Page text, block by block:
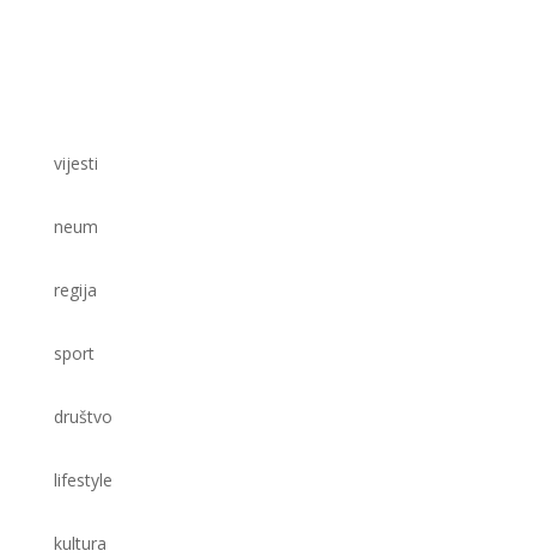
vijesti
neum
regija
sport
društvo
lifestyle
kultura